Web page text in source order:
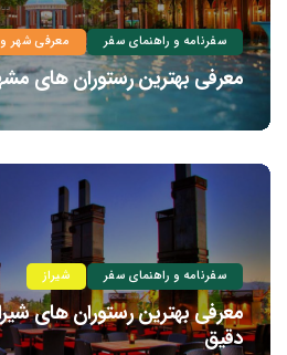
سفرنامه و راهنمای سفر معرفی شهر و
معرفی بهترین رستوران های
سفرنامه و راهنمای سفر شیراز
معرفی بهترین رستوران های
دقیق